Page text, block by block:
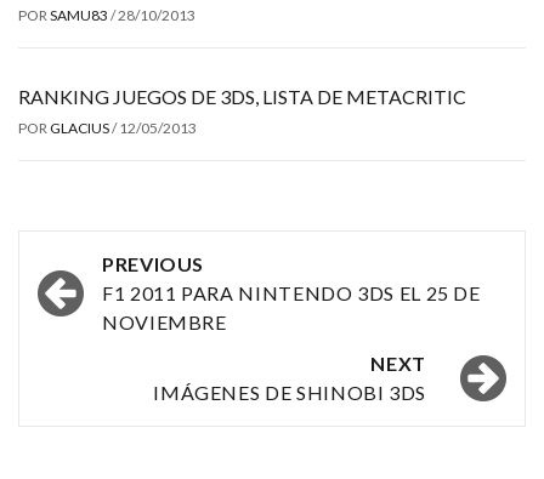
PORSAMU83 /28/10/2013
RANKING JUEGOS DE 3DS, LISTA DE METACRITIC
POR GLACIUS/ 12/05/2013
Post
navigation
PREVIOUS
F1 2011 PARA NINTENDO 3DS EL 25 DE
NOVIEMBRE
NEXT
IMÁGENES DE SHINOBI 3DS